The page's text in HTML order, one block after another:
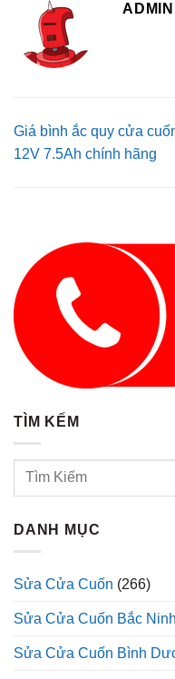
ADMIN
Giá bình ắc quy cửa
12V 7.5Ah chính hãng
TÌM KẾM
DANH MỤC
Sửa Cửa Cuốn (266)
Sửa Cửa Cuốn Bắc Ninh
Sửa Cửa Cuốn Bình